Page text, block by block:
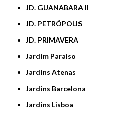
JD. GUANABARA II
JD. PETRÓPOLIS
JD. PRIMAVERA
Jardim Paraiso
Jardins Atenas
Jardins Barcelona
Jardins Lisboa